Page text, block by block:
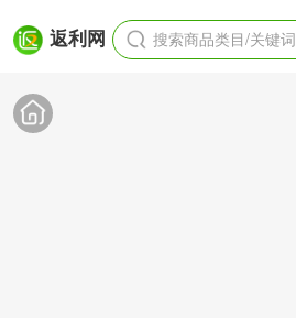
返利网 搜索商品类目/关键词